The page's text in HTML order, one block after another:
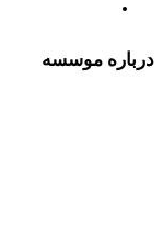
درباره موسسه